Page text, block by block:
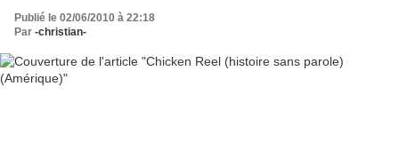
Publié le 02/06/2010 à 22:18
Par -christian-